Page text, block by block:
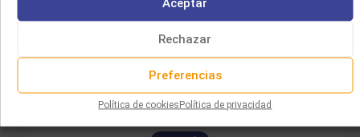
Rechazar
Preferencias
Política de cookiesPolítica de privacidad
02/06/2026
LA CONTRIBUCIÓN DE LOS COMPOSITORES JUDÍOS AL CINE
DE HOLLYWOOD
aux Etats-Unis.…